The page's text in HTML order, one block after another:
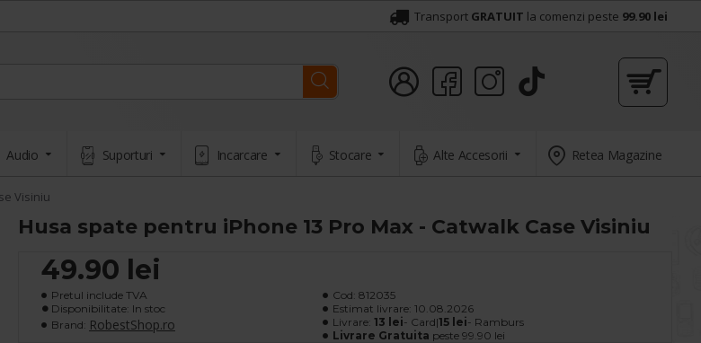
Transport GRATUIT la comenzi peste 99.90 lei
Audio Suporturi Incarcare Stocare Alte Accesorii Retea Magazine
Visiniu
Husa spate pentru iPhone 13 Pro Max - Catwalk Case Visiniu
49.90 lei
Pretul include TVA
Disponibilitate: In stoc
Brand: RobestShop.ro
Cod: 812035
Estimat livrare: 10.08.2026
Livrare: 13 lei- Card|15 lei- Ramburs
Livrare Gratuita peste 99.90 lei